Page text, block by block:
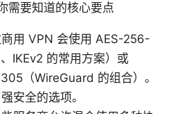
需要知道的核心要点
用 VPN 会使用 AES-256-
IKEv2 的常用方案）或
（WireGuard 的组合）。
安全的选项。